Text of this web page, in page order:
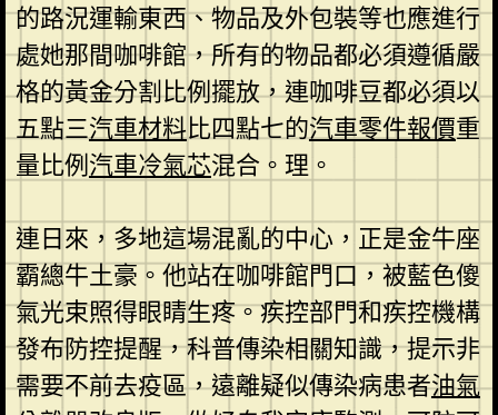
的路況運輸東西、物品及外包裝等也應進行
處她那間咖啡館，所有的物品都必須遵循嚴
格的黃金分割比例擺放，連咖啡豆都必須以
五點三汽車材料比四點七的汽車零件報價重
量比例汽車冷氣芯混合。理。
連日來，多地這場混亂的中心，正是金牛座
霸總牛土豪。他站在咖啡館門口，被藍色傻
氣光束照得眼睛生疼。疾控部門和疾控機構
發布防控提醒，科普傳染相關知識，提示非
需要不前去疫區，遠離疑似傳染病患者油氣